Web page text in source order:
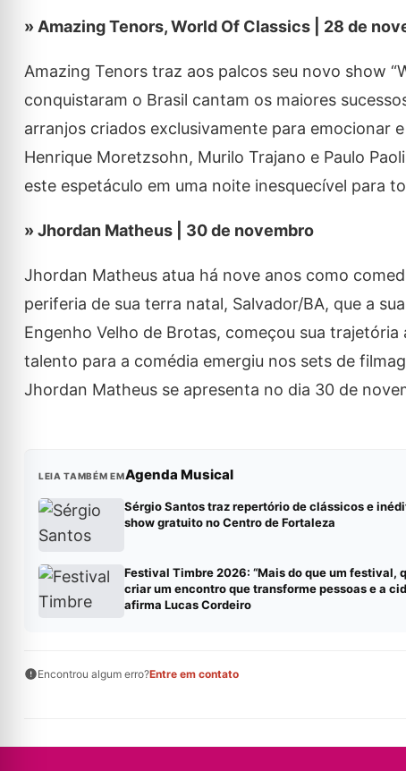
» Amazing Tenors, World Of Classics | 28 de
Amazing Tenors traz aos palcos seu novo show
conquistaram o Brasil cantam os maiores
arranjos criados exclusivamente para emocionar
Henrique Moretzsohn, Murilo Trajano e Paulo
este espetáculo em uma noite inesquecível para
» Jhordan Matheus | 30 de novembro
Jhordan Matheus atua há nove anos como
periferia de sua terra natal, Salvador/BA, que a
Engenho Velho de Brotas, começou sua
talento para a comédia emergiu nos sets de
Jhordan Matheus se apresenta no dia 30 de
LEIA TAMBÉM EMAgenda Musical
Sérgio Santos traz repertório de clássicos e
show gratuito no Centro de Fortaleza
Festival Timbre 2026: “Mais do que um festival,
criar um encontro que transforme pessoas e a
afirma Lucas Cordeiro
Encontrou algum erro?Entre em contato